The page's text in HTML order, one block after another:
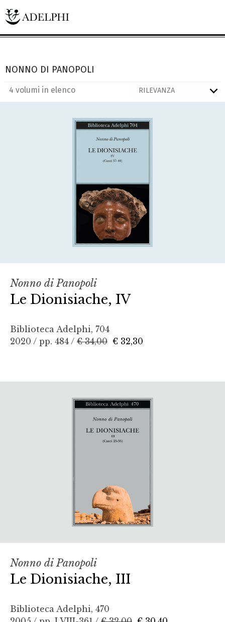
NONNO DI PANOPOLI
4 volumi in elenco
Nonno di Panopoli
Le Dionisiache, IV
Biblioteca Adelphi, 704
2020 / pp. 484 / € 34,00 € 32,30
Nonno di Panopoli
Le Dionisiache, III
Biblioteca Adelphi, 470